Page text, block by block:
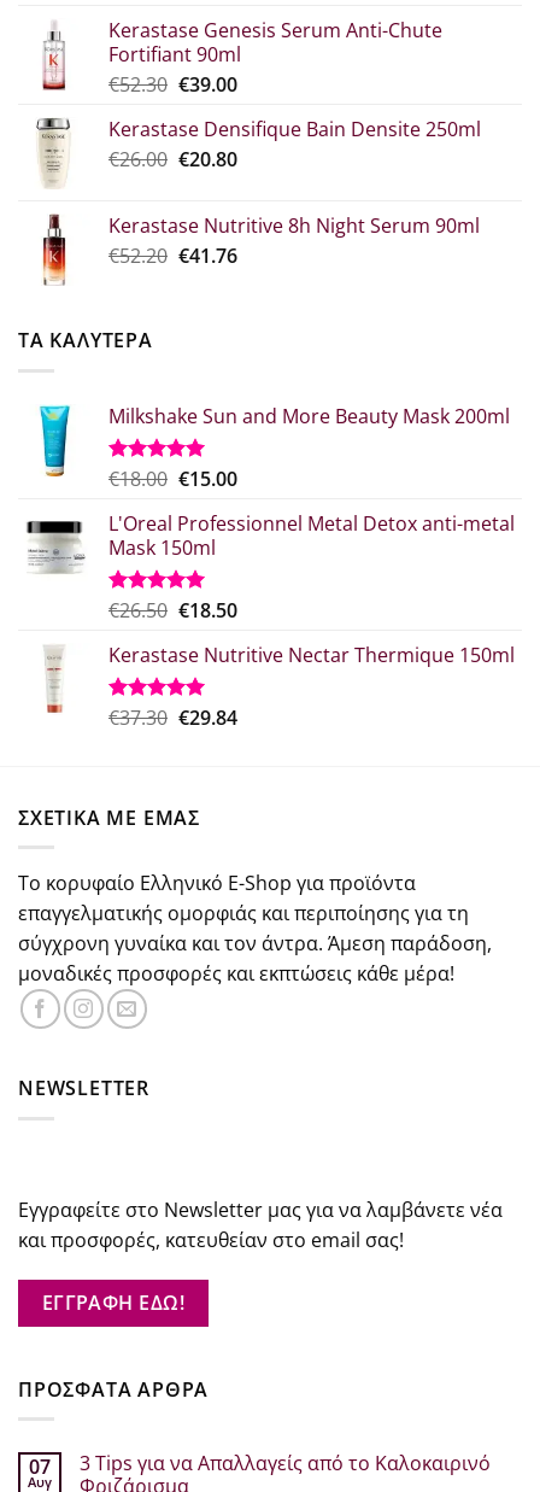
€7.00
through
€10.90
Kerastase Genesis Serum Anti-Chute
Fortifiant 90ml
€52.30 Original
was:
€52.30.
€39.00Η
τιμή
είναι:
Kerastase Densifique Bain Densite 250ml
€26.00 Original
€26.00.
€20.80Η
είναι:
€20.80.
Kerastase Nutritive 8h Night Serum 90ml
€52.20 Original
€41.76Η
ΤΑ ΚΑΛΥΤΕΡΑ
Milkshake Sun and More Beauty Mask 200ml
Βαθμολογήθηκε
από 5
€18.00 Original
was:
€18.00.
€15.00Η
τιμή
L'Oreal Professionnel Metal Detox anti-metal
Mask 150ml
Βαθμολογήθηκε
από 5
€26.50 Original
was:
€26.50.
€18.50Η
τιμή
€18.50.
Kerastase Nutritive Nectar Thermique 150ml
Βαθμολογήθηκε
€37.30 Original
€29.84Η
ΣΧΕΤΙΚΑ ΜΕ ΕΜΑΣ
Το κορυφαίο Ελληνικό E-Shop για προϊόντα
επαγγελματικής ομορφιάς και περιποίησης για τη
σύγχρονη γυναίκα και τον άντρα. Άμεση παράδοση,
μοναδικές προσφορές και εκπτώσεις κάθε μέρα!
NEWSLETTER
Εγγραφείτε στο Newsletter μας για να λαμβάνετε νέα
και προσφορές, κατευθείαν στο email σας!
ΕΓΓΡΑΦΗ ΕΔΩ!
ΠΡΟΣΦΑΤΑ ΑΡΘΡΑ
07
Αυγ
3 Tips για να Απαλλαγείς από το Καλοκαιρινό
Φριζάρισμα